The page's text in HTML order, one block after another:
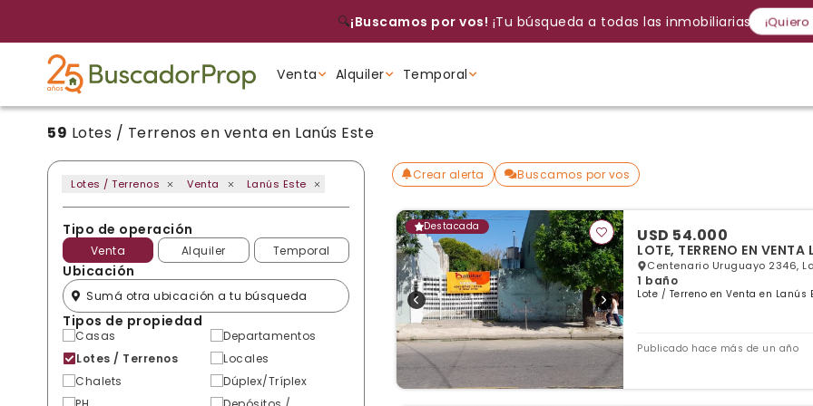
🔍¡Buscamos por vos! ¡Tu búsqueda a todas las inmobiliarias!
Venta
Tipo de propiedad
Alquiler
Tipo de propiedad
Temporal
Tipo de propiedad
Cancelar Si, eliminar
Gracias
59 Lotes / Terrenos en venta en Lanús Este
Lotes / Terrenos Venta Lanús Este
Tipo de operación
Venta Alquiler Temporal
Ubicación
Tipos de propiedad
Casas
Departamentos
Lotes / Terrenos
Locales
Chalets
Dúplex/Tríplex
Crear alerta Buscamos por vos
Destacada USD 54.000
LOTE, TERRENO EN VENTA
Centenario Uruguayo 2346,
1 baño
Lote / Terreno en Venta en Lanús
Publicado hace más de un año